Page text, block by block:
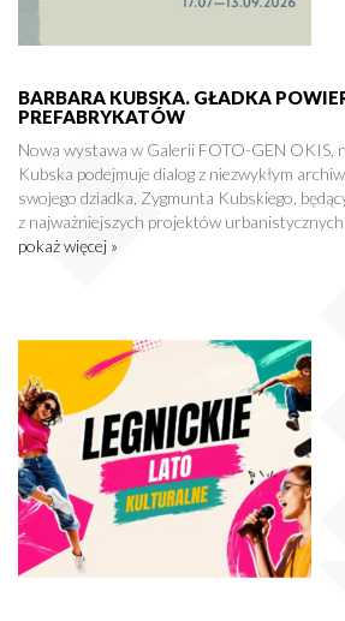
BARBARA KUBSKA. GŁADKA
PREFABRYKATÓW
Nowa wystawa w Galerii FOTO-GEN OKIS,
Kubska podejmuje dialog z niezwykłym
swojego dziadka, Zygmunta Kubskiego,
z najważniejszych projektów
pokaż więcej »